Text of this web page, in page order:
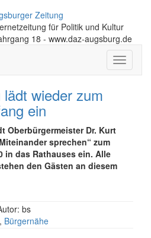
Zeitung
für Politik und Kultur
18 - www.daz-augsburg.de
Toggle
wieder zum
ein
Oberbürgermeister Dr. Kurt
sprechen“ zum
in das Rathauses ein. Alle
den Gästen an diesem
bs
, Bürgernähe